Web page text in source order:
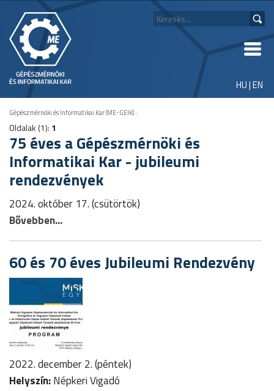
HU|EN
Gépészmérnöki és Informatikai Kar (ME-GEIK)::
Oldalak (1): 1
75 éves a Gépészmérnöki és
Informatikai Kar - jubileumi
rendezvények
2024. október 17. (csütörtök)
Bővebben...
60 és 70 éves Jubileumi Rendezvény
2022. december 2. (péntek)
Helyszín:Népkeri Vigadó